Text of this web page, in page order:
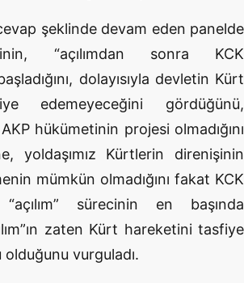
şeklinde devam eden panelde
“açılımdan sonra KCK
dolayısıyla devletin Kürt
edemeyeceğini gördüğünü,
hükümetinin projesi olmadığını
yoldaşımız Kürtlerin direnişinin
mümkün olmadığını fakat KCK
“açılım” sürecinin en başında
zaten Kürt hareketini tasfiye
vurguladı.